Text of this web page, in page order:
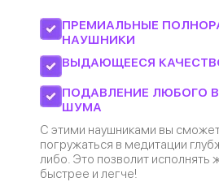
ПРЕМИАЛЬНЫЕ
НАУШНИКИ
ВЫДАЮЩЕЕСЯ
ПОДАВЛЕНИЕ ЛЮБОГО
ШУМА
С этими наушниками вы
погружаться в медитации
либо. Это позволит исполнять
быстрее и легче!